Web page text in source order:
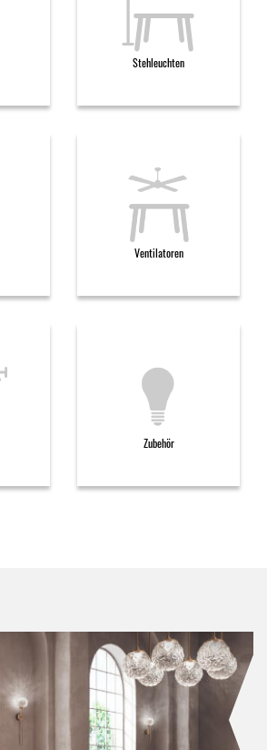
Stehleuchten
Ventilatoren
Zubehör